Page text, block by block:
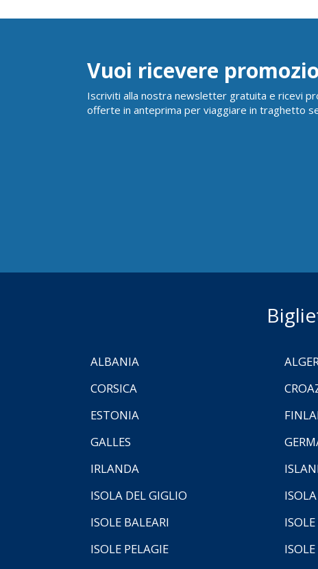
Vuoi ricevere
Iscriviti alla nostra newsletter gratuita e ricevi
offerte in anteprima per viaggiare in traghetto
ALBANIA
CORSICA
ESTONIA
GALLES
IRLANDA
ISOLA DEL GIGLIO
ISOLE BALEARI
ISOLE PELAGIE